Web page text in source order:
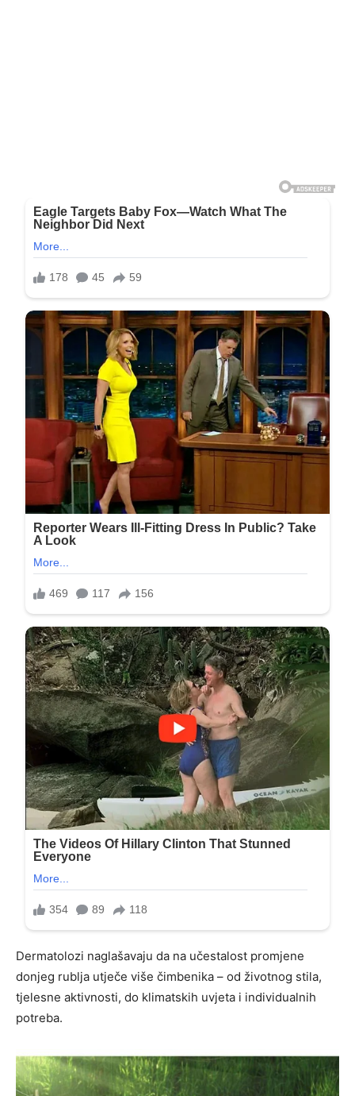
Dermatolozi naglašavaju da na učestalost promjene
donjeg rublja utječe više čimbenika – od životnog stila,
tjelesne aktivnosti, do klimatskih uvjeta i individualnih
potreba.